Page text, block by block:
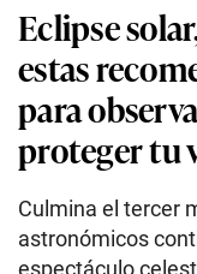
Eclipse
estas
para
proteger tu
Culmina el tercer
astronómicos
espectáculo